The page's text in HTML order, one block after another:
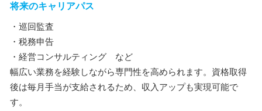
将来のキャリアパス
・巡回監査
・税務申告
・経営コンサルティング など
幅広い業務を経験しながら専門性を高められます。資格取得
後は毎月手当が支給されるため、収入アップも実現可能で
す。